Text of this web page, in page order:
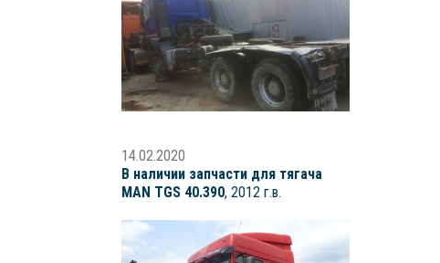
14.02.2020
В наличии запчасти для тягача
MAN TGS 40.390, 2012 г.в.